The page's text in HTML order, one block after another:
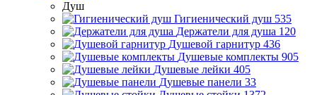
Душ
Гигиенический душ 535
Держатели для душа 120
Душевой гарнитур 436
Душевые комплекты 905
Душевые лейки 405
Душевые панели 33